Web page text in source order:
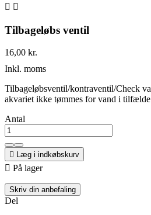
 
Tilbageløbs ventil
16,00 kr.
Inkl. moms
Tilbageløbsventil/kontraventil/Check
akvariet ikke tømmes for vand i
Antal
 Læg i indkøbskurv
 På lager
Skriv din anbefaling
Del